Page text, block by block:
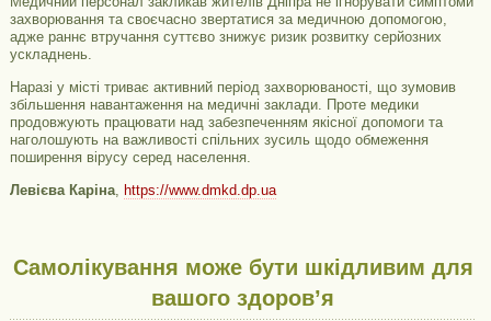
захворювання та своєчасно звертатися за медичною допомогою,
адже раннє втручання суттєво знижує ризик розвитку серйозних
ускладнень.
Наразі у місті триває активний період захворюваності, що зумовив
збільшення навантаження на медичні заклади. Проте медики
продовжують працювати над забезпеченням якісної допомоги та
наголошують на важливості спільних зусиль щодо обмеження
поширення вірусу серед населення.
Левієва Каріна, https://www.dmkd.dp.ua
Самолікування може бути шкідливим для
вашого здоров’я